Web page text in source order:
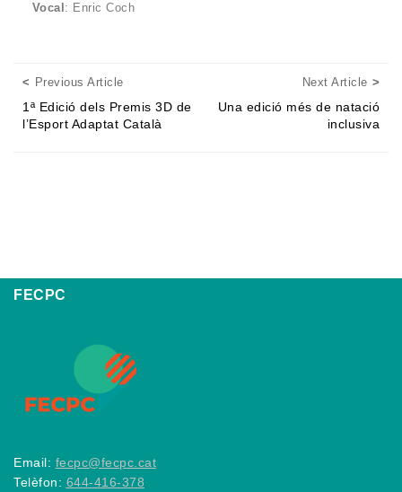
Vocal : Enric Coch
Posts navigation
Previous ArticlePrevious Article
1ª Edició dels Premis 3D de
l’Esport Adaptat Català
Next Article
Una edició més de natació
inclusiva
FECPC
Email: fecpc@fecpc.cat
Telèfon: 644-416-378